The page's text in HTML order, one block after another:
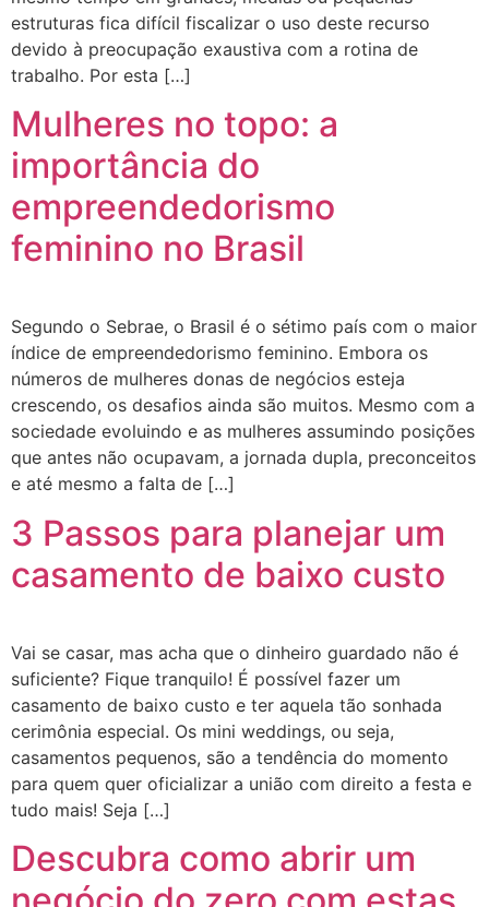
estruturas fica difícil fiscalizar o uso deste recurso
devido à preocupação exaustiva com a rotina de
trabalho. Por esta […]
Mulheres no topo: a
importância do
empreendedorismo
feminino no Brasil
Segundo o Sebrae, o Brasil é o sétimo país com o maior
índice de empreendedorismo feminino. Embora os
números de mulheres donas de negócios esteja
crescendo, os desafios ainda são muitos. Mesmo com a
sociedade evoluindo e as mulheres assumindo posições
que antes não ocupavam, a jornada dupla, preconceitos
e até mesmo a falta de […]
3 Passos para planejar um
casamento de baixo custo
Vai se casar, mas acha que o dinheiro guardado não é
suficiente? Fique tranquilo! É possível fazer um
casamento de baixo custo e ter aquela tão sonhada
cerimônia especial. Os mini weddings, ou seja,
casamentos pequenos, são a tendência do momento
para quem quer oficializar a união com direito a festa e
tudo mais! Seja […]
Descubra como abrir um